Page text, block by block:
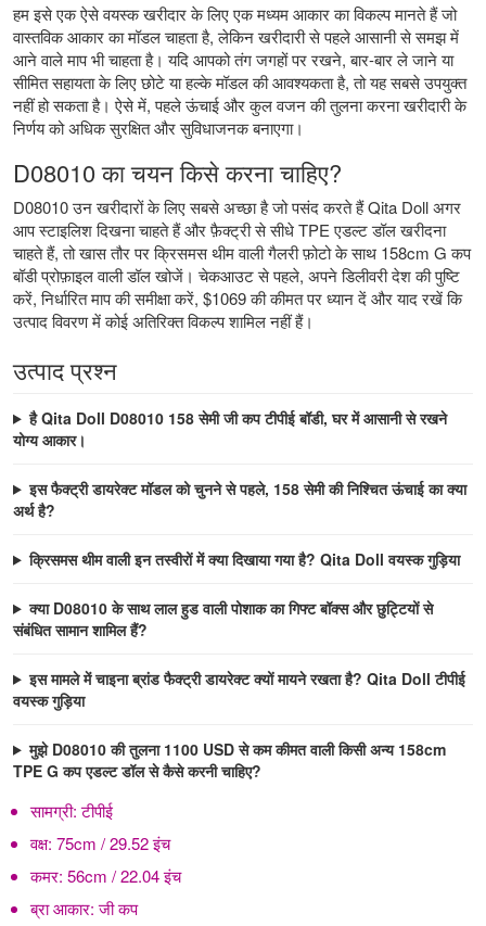
हम इसे एक ऐसे वयस्क खरीदार के लिए एक मध्यम आकार का विकल्प मानते हैं जो
वास्तविक आकार का मॉडल चाहता है, लेकिन खरीदारी से पहले आसानी से समझ में
आने वाले माप भी चाहता है। यदि आपको तंग जगहों पर रखने, बार-बार ले जाने या
सीमित सहायता के लिए छोटे या हल्के मॉडल की आवश्यकता है, तो यह सबसे उपयुक्त
नहीं हो सकता है। ऐसे में, पहले ऊंचाई और कुल वजन की तुलना करना खरीदारी के
निर्णय को अधिक सुरक्षित और सुविधाजनक बनाएगा।
D08010 का चयन किसे करना चाहिए?
D08010 उन खरीदारों के लिए सबसे अच्छा है जो पसंद करते हैं Qita Doll अगर
आप स्टाइलिश दिखना चाहते हैं और फ़ैक्ट्री से सीधे TPE एडल्ट डॉल खरीदना
चाहते हैं, तो खास तौर पर क्रिसमस थीम वाली गैलरी फ़ोटो के साथ 158cm G कप
बॉडी प्रोफ़ाइल वाली डॉल खोजें। चेकआउट से पहले, अपने डिलीवरी देश की पुष्टि
करें, निर्धारित माप की समीक्षा करें, $1069 की कीमत पर ध्यान दें और याद रखें कि
उत्पाद विवरण में कोई अतिरिक्त विकल्प शामिल नहीं हैं।
उत्पाद प्रश्न
है Qita Doll D08010 158 सेमी जी कप टीपीई बॉडी, घर में आसानी से रखने
योग्य आकार।
इस फैक्ट्री डायरेक्ट मॉडल को चुनने से पहले, 158 सेमी की निश्चित ऊंचाई का क्या
अर्थ है?
क्रिसमस थीम वाली इन तस्वीरों में क्या दिखाया गया है? Qita Doll वयस्क गुड़िया
क्या D08010 के साथ लाल हुड वाली पोशाक का गिफ्ट बॉक्स और छुट्टियों से
संबंधित सामान शामिल हैं?
इस मामले में चाइना ब्रांड फैक्ट्री डायरेक्ट क्यों मायने रखता है? Qita Doll टीपीई
वयस्क गुड़िया
मुझे D08010 की तुलना 1100 USD से कम कीमत वाली किसी अन्य 158cm
TPE G कप एडल्ट डॉल से कैसे करनी चाहिए?
सामग्री:टीपीई
वक्ष: 75cm / 29.52 इंच
कमर: 56cm / 22.04 इंच
ब्रा आकार:जी कप